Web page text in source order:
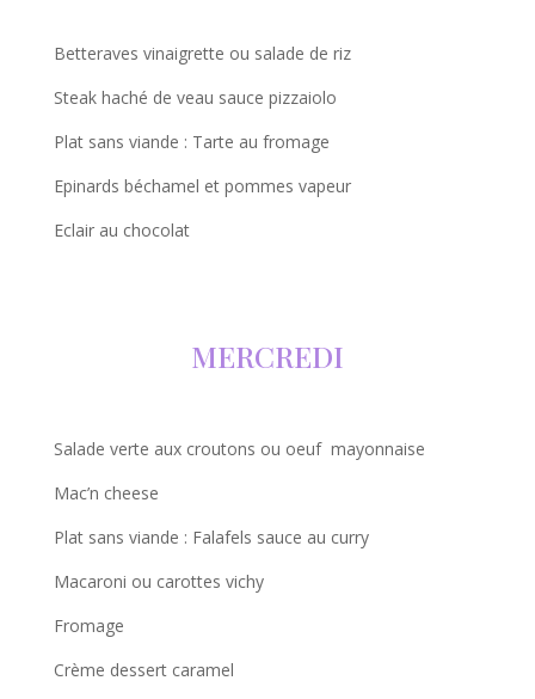
Betteraves vinaigrette ou salade de riz
Steak haché de veau sauce pizzaiolo
Plat sans viande : Tarte au fromage
Epinards béchamel et pommes vapeur
Eclair au chocolat
MERCREDI
Salade verte aux croutons ou oeuf mayonnaise
Mac’n cheese
Plat sans viande : Falafels sauce au curry
Macaroni ou carottes vichy
Fromage
Crème dessert caramel